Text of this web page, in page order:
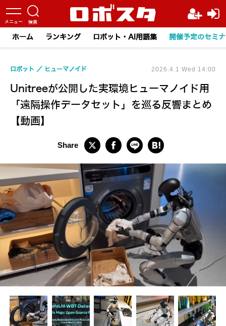
ホーム ランキング ロボット・AI用語集 開催予定のセミ
Unitreeが公開した実環境ヒューマノイド用
「遠隔操作データセット」を巡る反響まとめ
【動画】
ロボット ヒューマノイド 2026.4.1 Wed 14:00